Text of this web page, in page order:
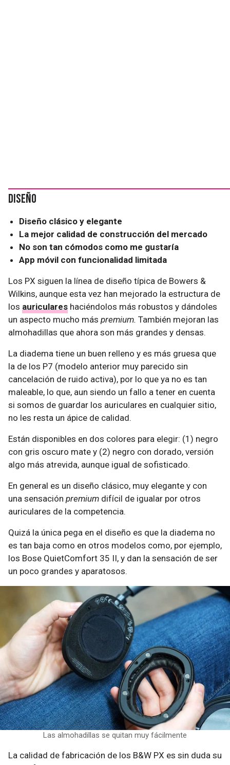
Diseño
Diseño clásico y elegante
La mejor calidad de construcción del mercado
No son tan cómodos como me gustaría
App móvil con funcionalidad limitada
Los PX siguen la línea de diseño típica de Bowers &
Wilkins, aunque esta vez han mejorado la estructura de
los auriculares haciéndolos más robustos y dándoles
un aspecto mucho más premium. También mejoran las
almohadillas que ahora son más grandes y densas.
La diadema tiene un buen relleno y es más gruesa que
la de los P7 (modelo anterior muy parecido sin
cancelación de ruido activa), por lo que ya no es tan
maleable, lo que, aun siendo un fallo a tener en cuenta
si somos de guardar los auriculares en cualquier sitio,
no les resta un ápice de calidad.
Están disponibles en dos colores para elegir: (1) negro
con gris oscuro mate y (2) negro con dorado, versión
algo más atrevida, aunque igual de sofisticado.
En general es un diseño clásico, muy elegante y con
una sensación premium difícil de igualar por otros
auriculares de la competencia.
Quizá la única pega en el diseño es que la diadema no
es tan baja como en otros modelos como, por ejemplo,
los Bose QuietComfort 35 II, y dan la sensación de ser
un poco grandes y aparatosos.
Las almohadillas se quitan muy fácilmente
La calidad de fabricación de los B&W PX es sin duda su